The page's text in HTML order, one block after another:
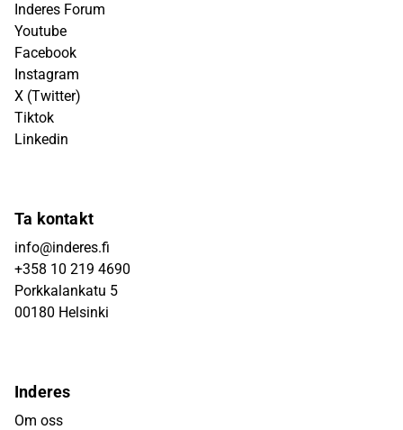
Inderes Forum
Youtube
Facebook
Instagram
X (Twitter)
Tiktok
Linkedin
Ta kontakt
info@inderes.fi
+358 10 219 4690
Porkkalankatu 5
00180 Helsinki
Inderes
Om oss